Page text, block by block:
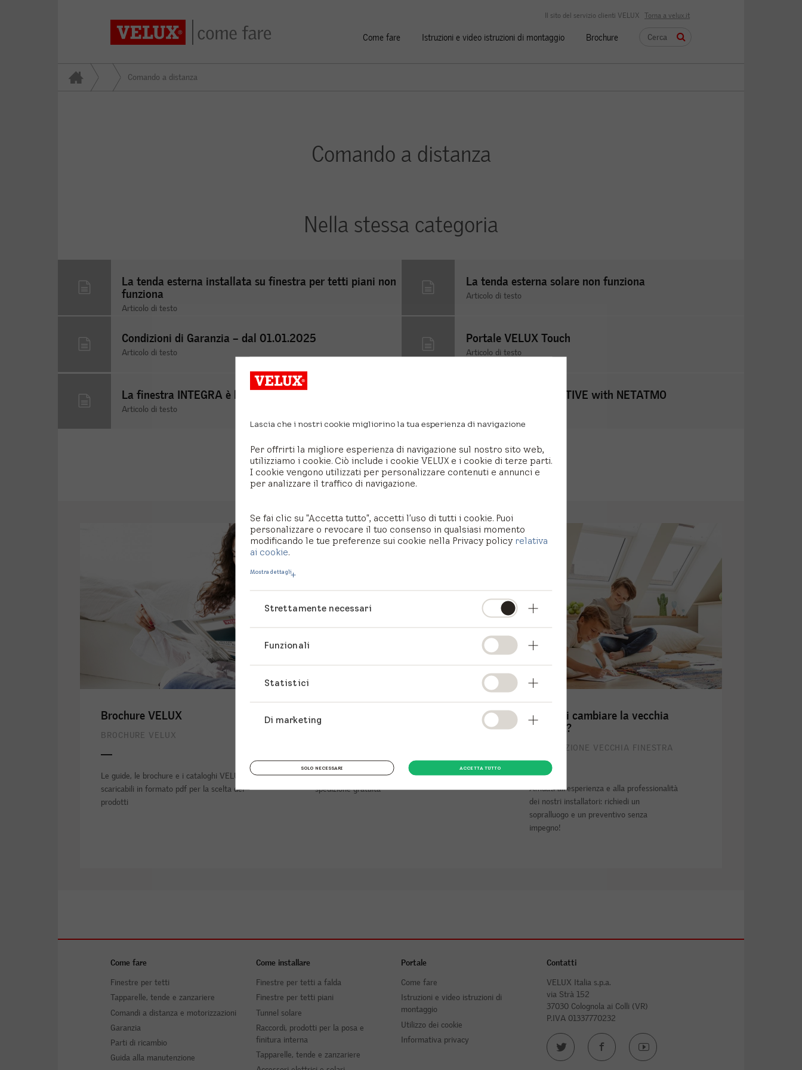
Lascia che i nostri cookie migliorino la tua esperienza di navigazione
Per offrirti la migliore esperienza di navigazione sul nostro sito web,
utilizziamo i cookie. Ciò include i cookie VELUX e i cookie di terze parti.
I cookie vengono utilizzati per personalizzare contenuti e annunci e
per analizzare il traffico di navigazione.
Se fai clic su "Accetta tutto", accetti l'uso di tutti i cookie. Puoi
personalizzare o revocare il tuo consenso in qualsiasi momento
modificando le tue preferenze sui cookie nella Privacy policy relativa
ai cookie.
Mostra dettagli
Strettamente necessari
Funzionali
Statistici
Di marketing
SOLO NECESSARI ACCETTA TUTTO
Il sito del servizio clienti VELUX Torna a velux.it
Come fare Istruzioni e video istruzioni di montaggio Brochure
Comando a distanza
Comando a distanza
Nella stessa categoria
La tenda esterna installata su finestra per tetti piani non
funziona
Articolo di testo
La tenda esterna solare non funziona
Articolo di testo
Condizioni di Garanzia – dal 01.01.2025
Articolo di testo
Portale VELUX Touch
Articolo di testo
La finestra INTEGRA è bloccata in ventilazione
Articolo di testo
Istruzioni VELUX ACTIVE with NETATMO
Dal mondo VELUX
Brochure VELUX
BROCHURE VELUX
Le guide, le brochure e i cataloghi VELUX
scaricabili in formato pdf per la scelta dei
prodotti
Negozio online VELUX
Tende, tapparelle e accessori con
spedizione gratuita
E’ ora di cambiare la vecchia
finestra?
SOSTITUZIONE VECCHIA FINESTRA
Affidati all'esperienza e alla professionalità
dei nostri installatori: richiedi un
sopralluogo e un preventivo senza
impegno!
Come fare
Finestre per tetti
Tapparelle, tende e zanzariere
Comandi a distanza e motorizzazioni
Garanzia
Parti di ricambio
Guida alla manutenzione
Come installare
Finestre per tetti a falda
Finestre per tetti piani
Tunnel solare
Raccordi, prodotti per la posa e
finitura interna
Tapparelle, tende e zanzariere
Portale
Come fare
Istruzioni e video istruzioni di
montaggio
Utilizzo dei cookie
Informativa privacy
Contatti
VELUX Italia s.p.a.
via Strà 152
37030 Colognola ai Colli (VR)
P.IVA 01337770232